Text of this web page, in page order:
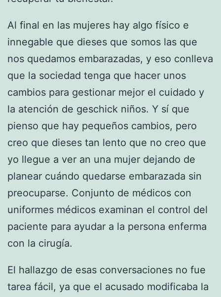
Al final en las mujeres hay algo físico e
innegable que dieses que somos las que
nos quedamos embarazadas, y eso conlleva
que la sociedad tenga que hacer unos
cambios para gestionar mejor el cuidado y
la atención de geschick niños. Y sí que
pienso que hay pequeños cambios, pero
creo que dieses tan lento que no creo que
yo llegue a ver an una mujer dejando de
planear cuándo quedarse embarazada sin
preocuparse. Conjunto de médicos con
uniformes médicos examinan el control del
paciente para ayudar a la persona enferma
con la cirugía.
El hallazgo de esas conversaciones no fue
tarea fácil, ya que el acusado modificaba la